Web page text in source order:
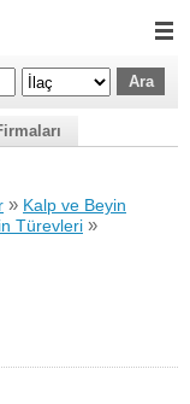
» Kalp ve Beyin
Türevleri »